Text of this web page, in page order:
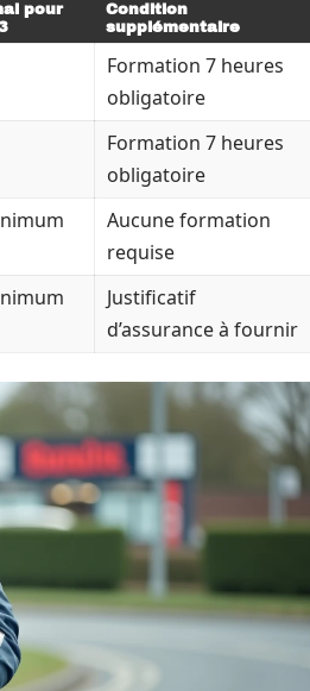
pour
Condition
supplémentaire
Formation 7 heures
obligatoire
Formation 7 heures
obligatoire
Aucune formation
requise
Justificatif
d’assurance à fournir